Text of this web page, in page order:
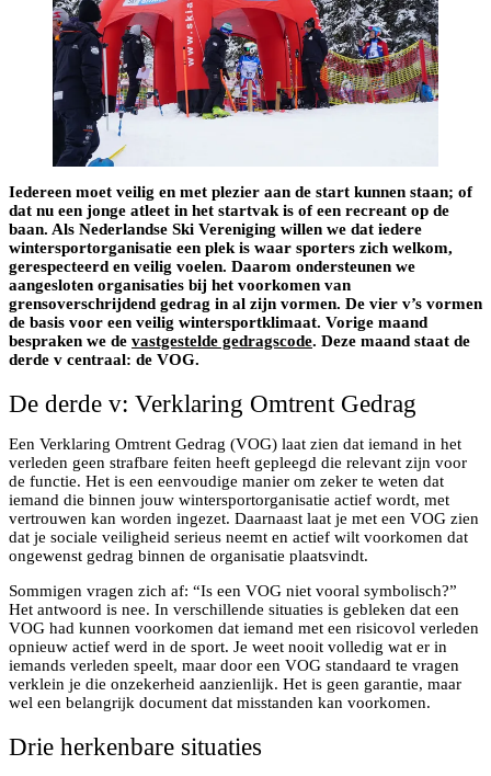
Iedereen moet veilig en met plezier aan de start kunnen staan; of
dat nu een jonge atleet in het startvak is of een recreant op de
baan. Als Nederlandse Ski Vereniging willen we dat iedere
wintersportorganisatie een plek is waar sporters zich welkom,
gerespecteerd en veilig voelen. Daarom ondersteunen we
aangesloten organisaties bij het voorkomen van
grensoverschrijdend gedrag in al zijn vormen. De vier v’s vormen
de basis voor een veilig wintersportklimaat. Vorige maand
bespraken we de vastgestelde gedragscode. Deze maand staat de
derde v centraal: de VOG.
De derde v: Verklaring Omtrent Gedrag
Een Verklaring Omtrent Gedrag (VOG) laat zien dat iemand in het
verleden geen strafbare feiten heeft gepleegd die relevant zijn voor
de functie. Het is een eenvoudige manier om zeker te weten dat
iemand die binnen jouw wintersportorganisatie actief wordt, met
vertrouwen kan worden ingezet. Daarnaast laat je met een VOG zien
dat je sociale veiligheid serieus neemt en actief wilt voorkomen dat
ongewenst gedrag binnen de organisatie plaatsvindt.
Sommigen vragen zich af: “Is een VOG niet vooral symbolisch?”
Het antwoord is nee. In verschillende situaties is gebleken dat een
VOG had kunnen voorkomen dat iemand met een risicovol verleden
opnieuw actief werd in de sport. Je weet nooit volledig wat er in
iemands verleden speelt, maar door een VOG standaard te vragen
verklein je die onzekerheid aanzienlijk. Het is geen garantie, maar
wel een belangrijk document dat misstanden kan voorkomen.
Drie herkenbare situaties